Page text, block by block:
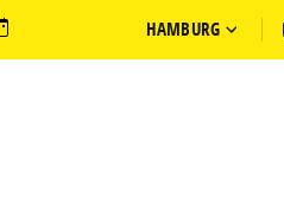
HAMBURG